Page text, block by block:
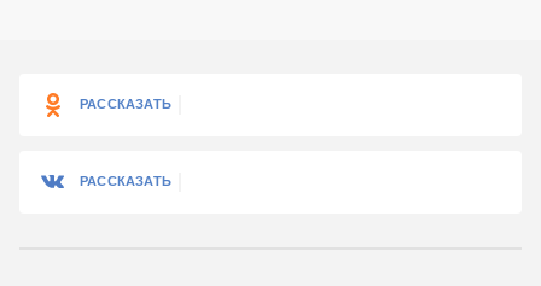
РАССКАЗАТЬ
РАССКАЗАТЬ